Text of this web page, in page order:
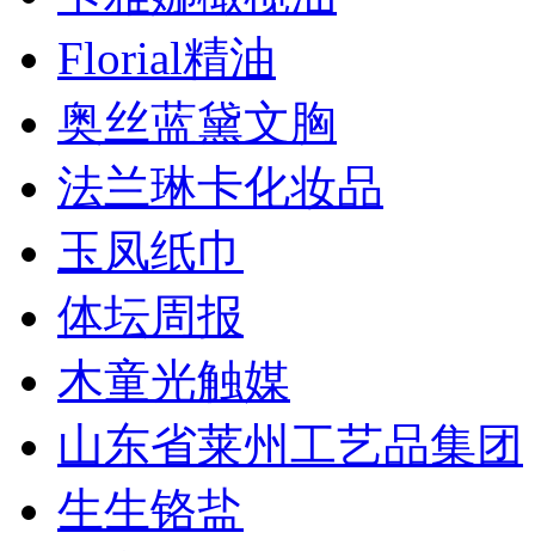
Florial精油
奥丝蓝黛文胸
法兰琳卡化妆品
玉凤纸巾
体坛周报
木童光触媒
山东省莱州工艺品集团
生生铬盐